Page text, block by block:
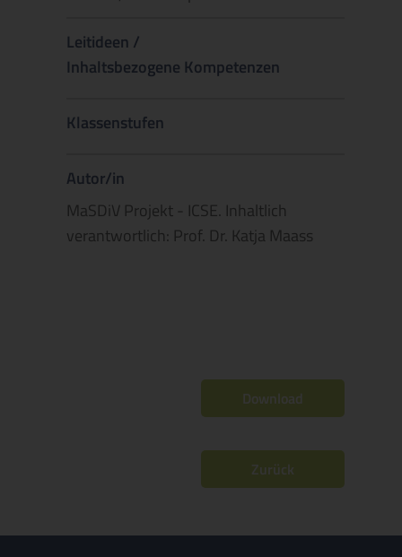
Leitideen /
Inhaltsbezogene Kompetenzen
Klassenstufen
Autor/in
MaSDiV Projekt - ICSE. Inhaltlich
verantwortlich: Prof. Dr. Katja Maass
Download
Zurück